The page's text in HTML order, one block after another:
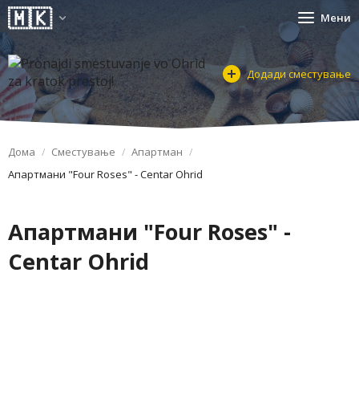
Мени
Додади сместување
Дома Сместување
Апартман
Апартмани "Four Roses" - Centar Ohrid
Апартмани "Four Roses" -
Centar Ohrid